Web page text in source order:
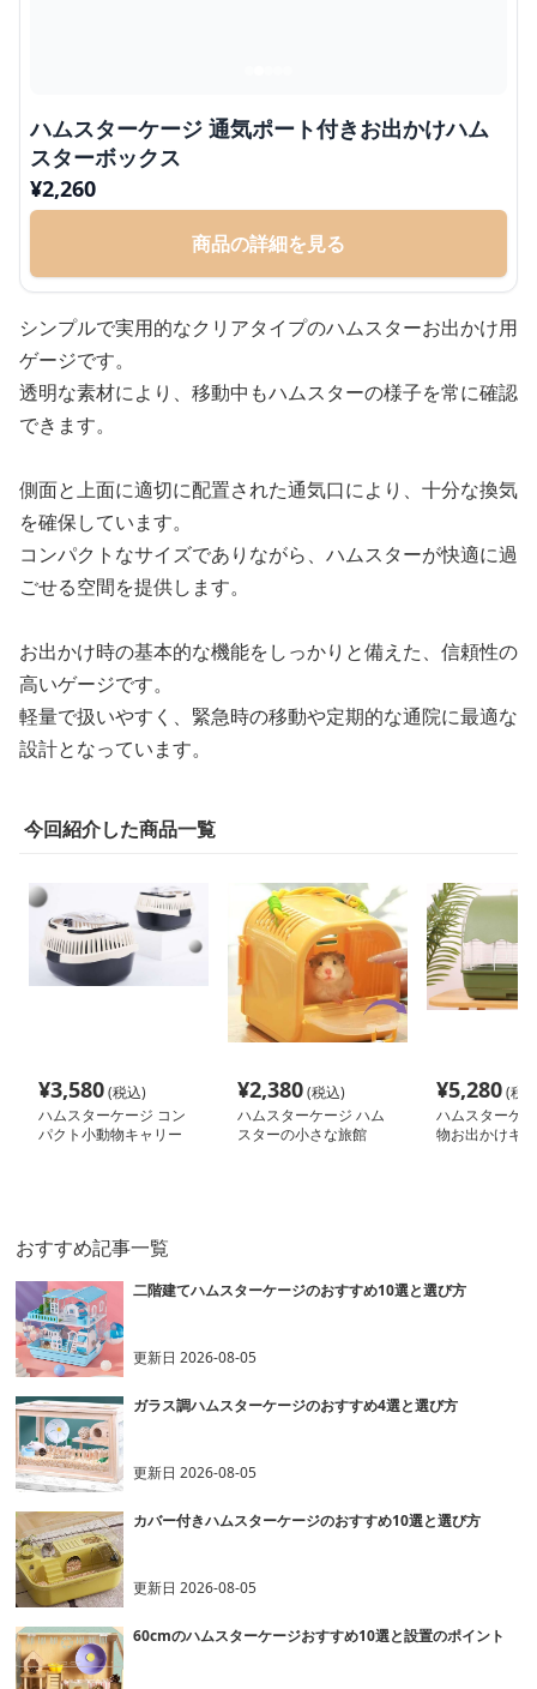
ハムスターケージ 通気ポート付きお出かけハム
スターボックス
¥2,260
商品の詳細を見る
シンプルで実用的なクリアタイプのハムスターお出かけ用
ゲージです。
透明な素材により、移動中もハムスターの様子を常に確認
できます。
側面と上面に適切に配置された通気口により、十分な換気
を確保しています。
コンパクトなサイズでありながら、ハムスターが快適に過
ごせる空間を提供します。
お出かけ時の基本的な機能をしっかりと備えた、信頼性の
高いゲージです。
軽量で扱いやすく、緊急時の移動や定期的な通院に最適な
設計となっています。
今回紹介した商品一覧
¥3,580(税込)
ハムスターケージ コン
パクト小動物キャリー
¥2,380(税込)
ハムスターケージ ハム
スターの小さな旅館
¥5,280(税
ハムスターケ
物お出かけキ
おすすめ記事一覧
二階建てハムスターケージのおすすめ10選と選び方
更新日2026-08-05
ガラス調ハムスターケージのおすすめ4選と選び方
更新日2026-08-05
カバー付きハムスターケージのおすすめ10選と選び方
更新日2026-08-05
60cmのハムスターケージおすすめ10選と設置のポイント